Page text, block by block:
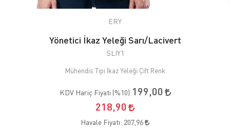
ERY
Yönetici İkaz Yeleği Sarı/Lacivert
SLİY1
Mühendis Tipi İkaz Yeleği Çift Renk
KDV Hariç Fiyatı (%10):199,00
218,90
Havale Fiyatı: 207,96